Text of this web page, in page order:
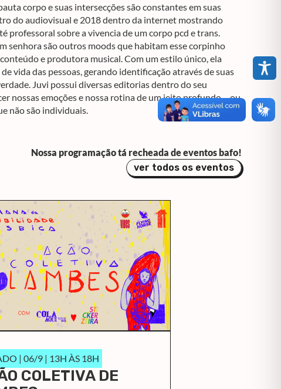
corpo e suas intersecções são constantes em suas
do audiovisual e 2018 dentro da internet mostrando
professoral sobre a vivencia de um corpo pcd e trans.
senhora são outros moods que habitam esse corpinho
e produtora musical. Com um estilo único, ela
vida das pessoas, gerando identificação através de suas
Juvi possui diversas editorias dentro do seu
nossas emoções e nossa rotina de um jeito profundo – ou
não são individuais.
Nossa programação tá recheada de eventos bafo!
ver todos os eventos
| 06/9 | 13H ÀS 18H
COLETIVA DE